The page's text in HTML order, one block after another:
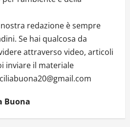
redazione è sempre
Se hai qualcosa da
attraverso video, articoli
inviare il materiale
Buona